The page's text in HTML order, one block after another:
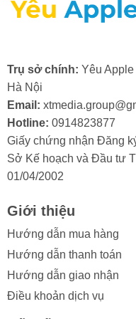
2. Nguyên nhân
iPhone XS Max
Màn hình iPhone XS
có giá trị, do đó, việc
khiến người dùng khá
nhân gây ra tình trạng
thể gặp phải tình trạng
thường xuất phát từ
hại đến cổ cáp.
Trụ sở chính: Yêu Apple
Hà Nội
Email:
Hotline: 0914823877
Giấy chứng nhận Đăng
Sở Kế hoạch và Đầu tư
01/04/2002
Giới thiệu
Hướng dẫn mua hàng
Hướng dẫn thanh toán
Hướng dẫn giao nhận
Điều khoản dịch vụ